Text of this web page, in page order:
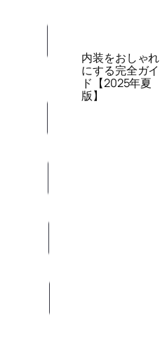
内装をおしゃれ
にする完全ガイ
ド【2025年夏
版】